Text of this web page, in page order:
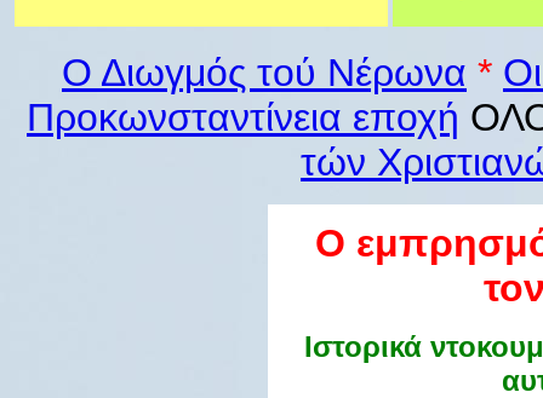
Ο Διωγμός τού Νέρωνα *
Προκωνσταντίνεια εποχή
τών
Ο
Ιστορικά